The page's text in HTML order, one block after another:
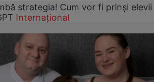
strategia! Cum vor fi prinși elevii
Internațional